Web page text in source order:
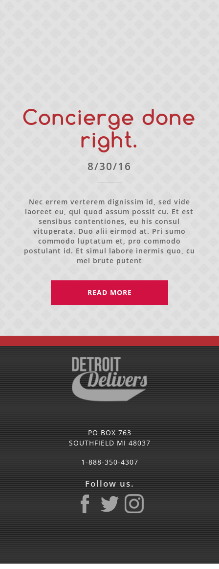
Concierge done
right.
8/30/16
Nec errem verterem dignissim id, sed vide
laoreet eu, qui quod assum possit cu. Et est
sensibus contentiones, eu his consul
vituperata. Duo alii eirmod at. Pri sumo
commodo luptatum et, pro commodo
postulant id. Et simul labore inermis quo, cu
mel brute putent
READ MORE
PO BOX 763
SOUTHFIELD MI 48037
1-888-350-4307
Follow us.